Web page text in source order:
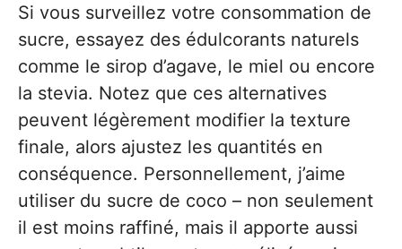
Si vous surveillez votre consommation de
sucre, essayez des édulcorants naturels
comme le sirop d’agave, le miel ou encore
la stevia. Notez que ces alternatives
peuvent légèrement modifier la texture
finale, alors ajustez les quantités en
conséquence. Personnellement, j’aime
utiliser du sucre de coco – non seulement
il est moins raffiné, mais il apporte aussi